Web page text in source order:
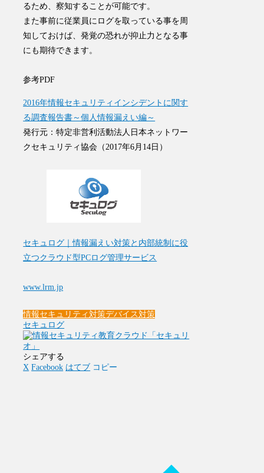
るため、察知することが可能です。
また事前に従業員にログを取っている事を周
知しておけば、発覚の恐れが抑止力となる事
にも期待できます。
参考PDF
2016年情報セキュリティインシデントに関す
る調査報告書～個人情報漏えい編～
発行元：特定非営利活動法人日本ネットワー
クセキュリティ協会（2017年6月14日）
セキュログ｜情報漏えい対策と内部統制に役
立つクラウド型PCログ管理サービス
www.lrm.jp
情報セキュリティ対策デバイス対策
セキュログ
シェアする
X Facebook はてブ コピー